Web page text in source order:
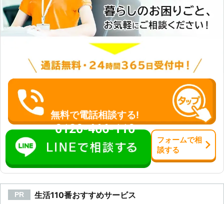
無料で電話相談する!
0120-466-110
フォームで相
談する
PR 生活110番おすすめサービス